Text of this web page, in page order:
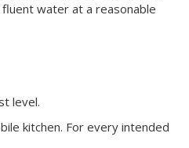
water at a reasonable
level.
kitchen. For every intended